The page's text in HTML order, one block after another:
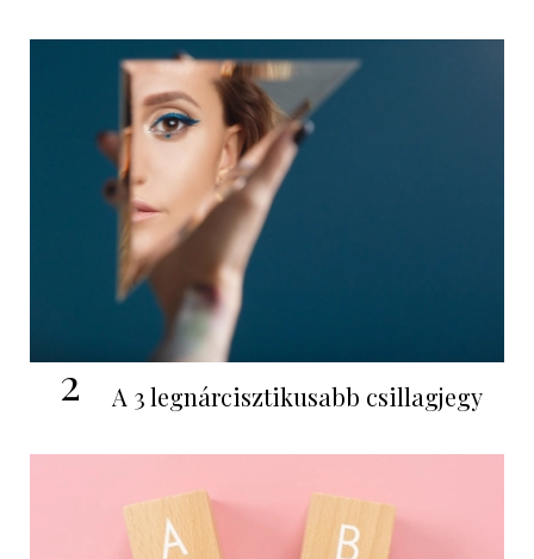
2 A 3 legnárcisztikusabb csillagjegy